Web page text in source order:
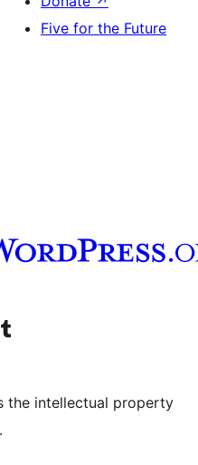
Five for the Future
channel
Visit our Tumblr account
the intellectual property